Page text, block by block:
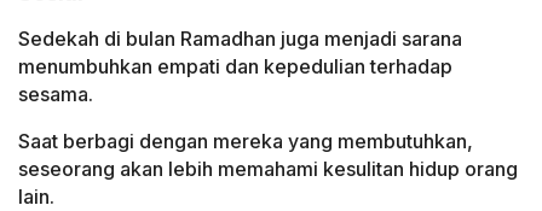
Sedekah di bulan Ramadhan juga menjadi sarana
menumbuhkan empati dan kepedulian terhadap
sesama.
Saat berbagi dengan mereka yang membutuhkan,
seseorang akan lebih memahami kesulitan hidup orang
lain.